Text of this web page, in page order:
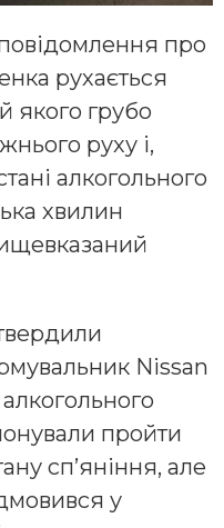
про
рухається
якого грубо
руху і,
алкогольного
хвилин
Nissan
пройти
сп’яніння, але
у